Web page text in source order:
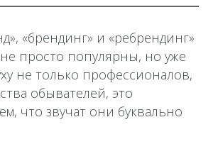
«брендинг» и «ребрендинг»
не просто популярны, но уже
не только профессионалов,
обывателей, это
что звучат они буквально